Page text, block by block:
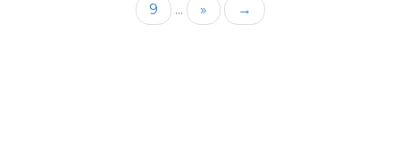
9 ... » →